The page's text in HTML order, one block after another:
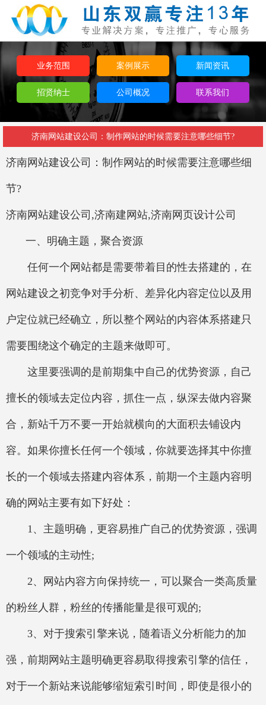
业务范围 案例展示 新闻资讯
招贤纳士 公司概况 联系我们
济南网站建设公司：制作网站的时候需要注意哪些细节?
济南网站建设公司： 制作网站的时候需要注意哪些细
节?
济南网站建设公司,济南建网站,济南网页设计公司
一、明确主题，聚合资源
任何一个网站都是需要带着目的性去搭建的，在
网站建设之初竞争对手分析、差异化内容定位以及用
户定位就已经确立，所以整个网站的内容体系搭建只
需要围绕这个确定的主题来做即可。
这里要强调的是前期集中自己的优势资源，自己
擅长的领域去定位内容，抓住一点，纵深去做内容聚
合，新站千万不要一开始就横向的大面积去铺设内
容。如果你擅长任何一个领域，你就要选择其中你擅
长的一个领域去搭建内容体系，前期一个主题内容明
确的网站主要有如下好处：
1、主题明确，更容易推广自己的优势资源，强调
一个领域的主动性;
2、网站内容方向保持统一，可以聚合一类高质量
的粉丝人群，粉丝的传播能量是很可观的;
3、对于搜索引擎来说，随着语义分析能力的加
强，前期网站主题明确更容易取得搜索引擎的信任，
对于一个新站来说能够缩短索引时间，即使是很小的